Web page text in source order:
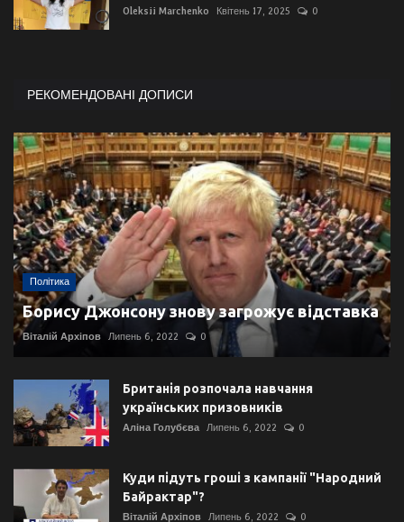
Oleksii Marchenko Квітень 17, 2025 0
РЕКОМЕНДОВАНІ ДОПИСИ
Політика
Борису Джонсону знову загрожує відставка
Віталій Архіпов Липень 6, 2022 0
Британія розпочала навчання
українських призовників
Аліна Голубєва Липень 6, 2022 0
Куди підуть гроші з кампанії "Народний
Байрактар"?
Віталій Архіпов Липень 6, 2022 0